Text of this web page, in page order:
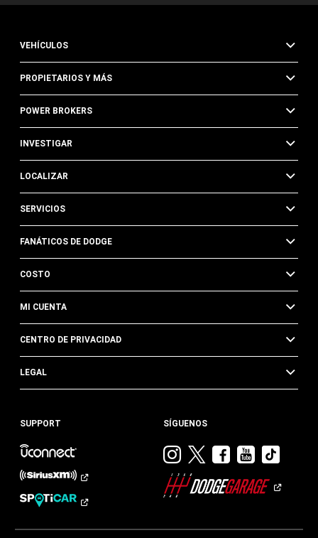
VEHÍCULOS
PROPIETARIOS Y MÁS
POWER BROKERS
INVESTIGAR
LOCALIZAR
SERVICIOS
FANÁTICOS DE DODGE
COSTO
MI CUENTA
CENTRO DE PRIVACIDAD
LEGAL
SUPPORT SÍGUENOS
Visitar
Dodge
en
Visitar
en
Visitar
en
Visitar
en en